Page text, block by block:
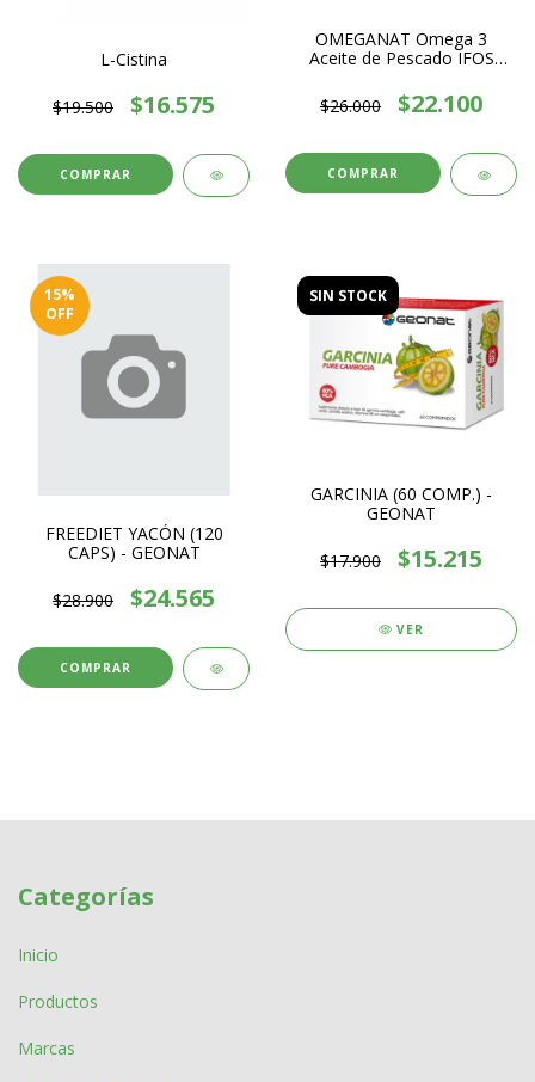
L-Cistina
$19.500 $16.575
OMEGANAT Omega 3
Aceite de Pescado IFOS
Cápsulas Blandas
$26.000 $22.100
15%
OFF
FREEDIET YACÓN (120
CAPS) - GEONAT
$28.900 $24.565
SIN STOCK
GARCINIA (60 COMP.) -
GEONAT
$17.900 $15.215
VER
Categorías
Inicio
Productos
Marcas